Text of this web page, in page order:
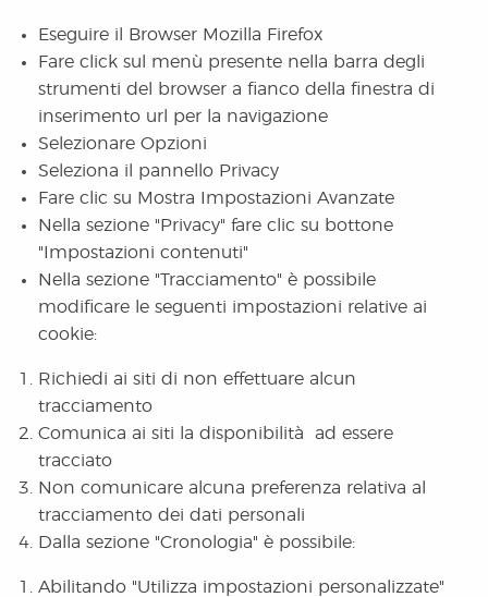
Eseguire il Browser Mozilla Firefox
Fare click sul menù presente nella barra degli
strumenti del browser a fianco della finestra di
inserimento url per la navigazione
Selezionare Opzioni
Seleziona il pannello Privacy
Fare clic su Mostra Impostazioni Avanzate
Nella sezione "Privacy" fare clic su bottone
"Impostazioni contenuti"
Nella sezione "Tracciamento" è possibile
modificare le seguenti impostazioni relative ai
cookie:
Richiedi ai siti di non effettuare alcun
tracciamento
Comunica ai siti la disponibilità ad essere
tracciato
Non comunicare alcuna preferenza relativa al
tracciamento dei dati personali
Dalla sezione "Cronologia" è possibile:
Abilitando "Utilizza impostazioni personalizzate"